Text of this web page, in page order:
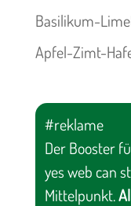
Basilikum-
Apfel-Zimt-
#reklame
Der Booster
yes web can
Mittelpunkt.